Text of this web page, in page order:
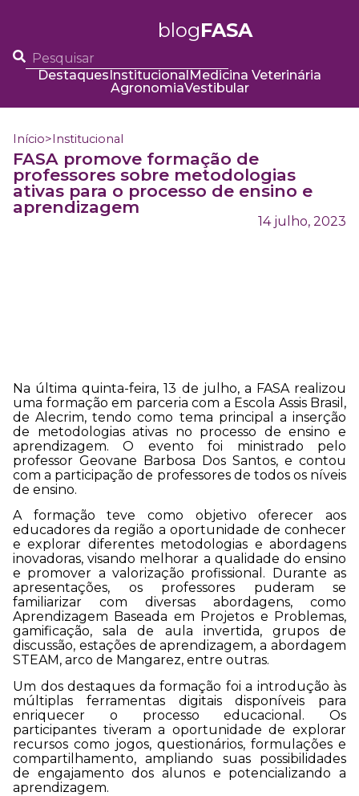
blogFASA
DestaquesInstitucionalMedicina Veterinária
AgronomiaVestibular
Início>Institucional
FASA promove formação de
professores sobre metodologias
ativas para o processo de ensino e
aprendizagem
14 julho, 2023
Na última quinta-feira, 13 de julho, a FASA realizou
uma formação em parceria com a Escola Assis Brasil,
de Alecrim, tendo como tema principal a inserção
de metodologias ativas no processo de ensino e
aprendizagem. O evento foi ministrado pelo
professor Geovane Barbosa Dos Santos, e contou
com a participação de professores de todos os níveis
de ensino.
A formação teve como objetivo oferecer aos
educadores da região a oportunidade de conhecer
e explorar diferentes metodologias e abordagens
inovadoras, visando melhorar a qualidade do ensino
e promover a valorização profissional. Durante as
apresentações, os professores puderam se
familiarizar com diversas abordagens, como
Aprendizagem Baseada em Projetos e Problemas,
gamificação, sala de aula invertida, grupos de
discussão, estações de aprendizagem, a abordagem
STEAM, arco de Mangarez, entre outras.
Um dos destaques da formação foi a introdução às
múltiplas ferramentas digitais disponíveis para
enriquecer o processo educacional. Os
participantes tiveram a oportunidade de explorar
recursos como jogos, questionários, formulações e
compartilhamento, ampliando suas possibilidades
de engajamento dos alunos e potencializando a
aprendizagem.